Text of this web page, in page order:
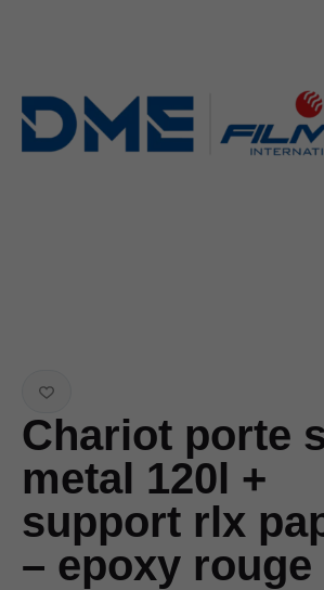
Chariot porte
metal 120l +
support rlx
– epoxy rouge